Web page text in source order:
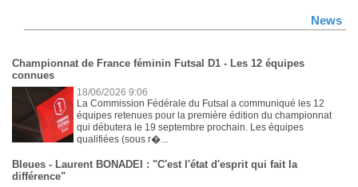
News
Championnat de France féminin Futsal D1 - Les 12 équipes
connues
18/06/2026 9:06
La Commission Fédérale du Futsal a communiqué les 12
équipes retenues pour la première édition du championnat
qui débutera le 19 septembre prochain. Les équipes
qualifiées (sous r�...
Bleues - Laurent BONADEI : "C'est l'état d'esprit qui fait la
différence"